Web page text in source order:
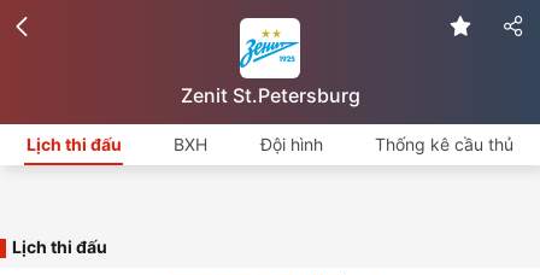
Zenit St.Petersburg
Lịch thi đấu BXH Đội hình Thống kê cầu thủ
Lịch thi đấu